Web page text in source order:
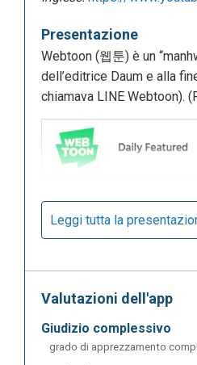
Presentazione
Webtoon (웹툰) è un
dell’editrice Daum e alla
chiamava LINE
Leggi tutta la
Valutazioni dell'app
giudizio complessivo
grado di apprezzamento